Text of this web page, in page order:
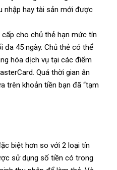
nhập hay tài sản mới được
cho chủ thẻ hạn mức tín
đa 45 ngày. Chủ thẻ có thể
hóa dịch vụ tại các điểm
Quá thời gian ân
trên khoản tiền bạn đã “tạm
biệt hơn so với 2 loại tín
sử dụng số tiền có trong